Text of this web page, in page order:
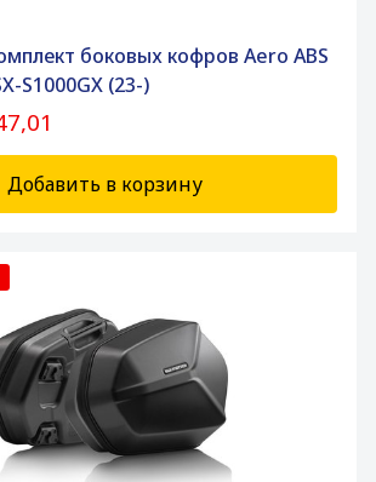
боковых кофров Aero ABS
S1000GX (23-)
Добавить в корзину